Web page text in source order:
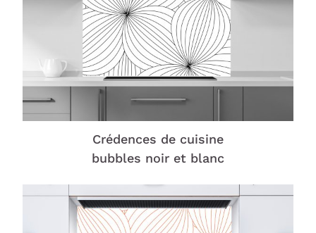
Crédences de cuisine
bubbles noir et blanc